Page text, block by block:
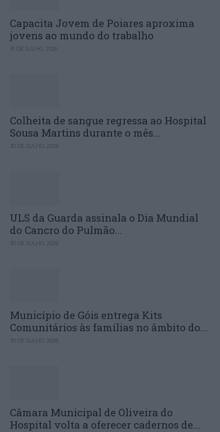
Capacita Jovem de Poiares aproxima
jovens ao mundo do trabalho
31 DE JULHO, 2026
Colheita de sangue regressa ao Hospital
Sousa Martins durante o mês...
30 DE JULHO, 2026
ULS da Guarda assinala o Dia Mundial
do Cancro do Pulmão...
30 DE JULHO, 2026
Município de Góis entrega Kits
Comunitários às famílias no âmbito do...
30 DE JULHO, 2026
Câmara Municipal de Oliveira do
Hospital volta a oferecer cadernos de...